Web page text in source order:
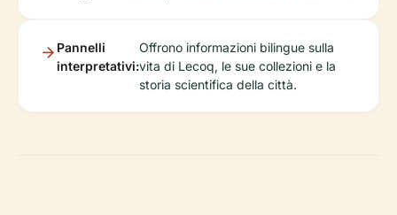
Pannelli
interpretativi:
Offrono informazioni bilingue sulla
vita di Lecoq, le sue collezioni e la
storia scientifica della città.